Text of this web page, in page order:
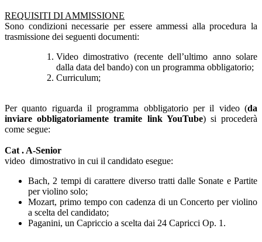
REQUISITI DI AMMISSIONE
Sono condizioni necessarie per essere ammessi alla procedura la
trasmissione dei seguenti documenti:
Video dimostrativo (recente dell’ultimo anno solare
dalla data del bando) con un programma obbligatorio;
Curriculum;
Per quanto riguarda il programma obbligatorio per il video (da
inviare obbligatoriamente tramite link YouTube) si procederà
come segue:
Cat . A-Senior
video dimostrativo in cui il candidato esegue:
Bach, 2 tempi di carattere diverso tratti dalle Sonate e Partite
per violino solo;
Mozart, primo tempo con cadenza di un Concerto per violino
a scelta del candidato;
Paganini, un Capriccio a scelta dai 24 Capricci Op. 1.